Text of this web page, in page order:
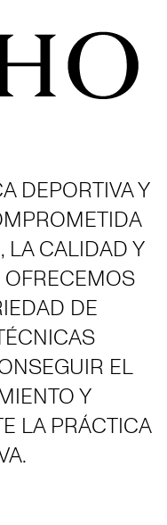
DEPORTIVA Y
LA CALIDAD Y
DE
EL
Y
LA PRÁCTICA